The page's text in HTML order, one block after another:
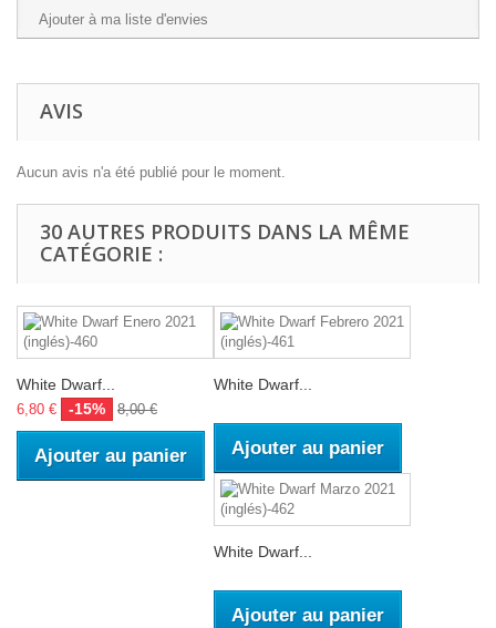
Ajouter à ma liste d'envies
AVIS
Aucun avis n'a été publié pour le moment.
30 AUTRES PRODUITS DANS LA MÊME
CATÉGORIE :
White Dwarf...
6,80 € -15% 8,00 €
Ajouter au panier
White Dwarf...
Ajouter au panier
White Dwarf...
Ajouter au panier